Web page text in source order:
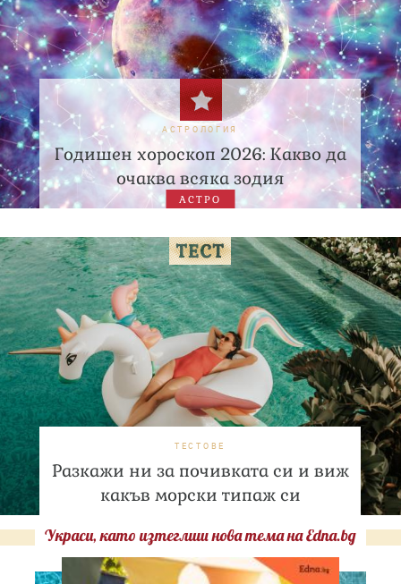
АСТРОЛОГИЯ
Годишен хороскоп 2026: Какво да
очаква всяка зодия
АСТРО
ТЕСТОВЕ
Разкажи ни за почивката си и виж
какъв морски типаж си
Украси, като изтеглиш нова тема на Edna.bg